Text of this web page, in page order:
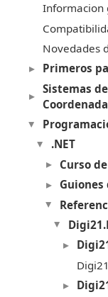
Informacion
Novedades
Primeros
Sistemas
.NET
Curso